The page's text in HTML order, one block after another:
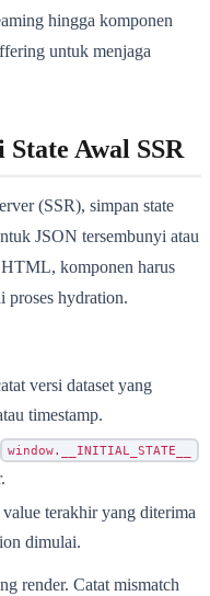
hingga komponen
untuk menjaga
Awal SSR
(SSR), simpan state
JSON tersembunyi atau
HTML, komponen harus
proses hydration.
versi dataset yang
timestamp.
window.__INITIAL_STATE__
terakhir yang diterima
dimulai.
render. Catat mismatch